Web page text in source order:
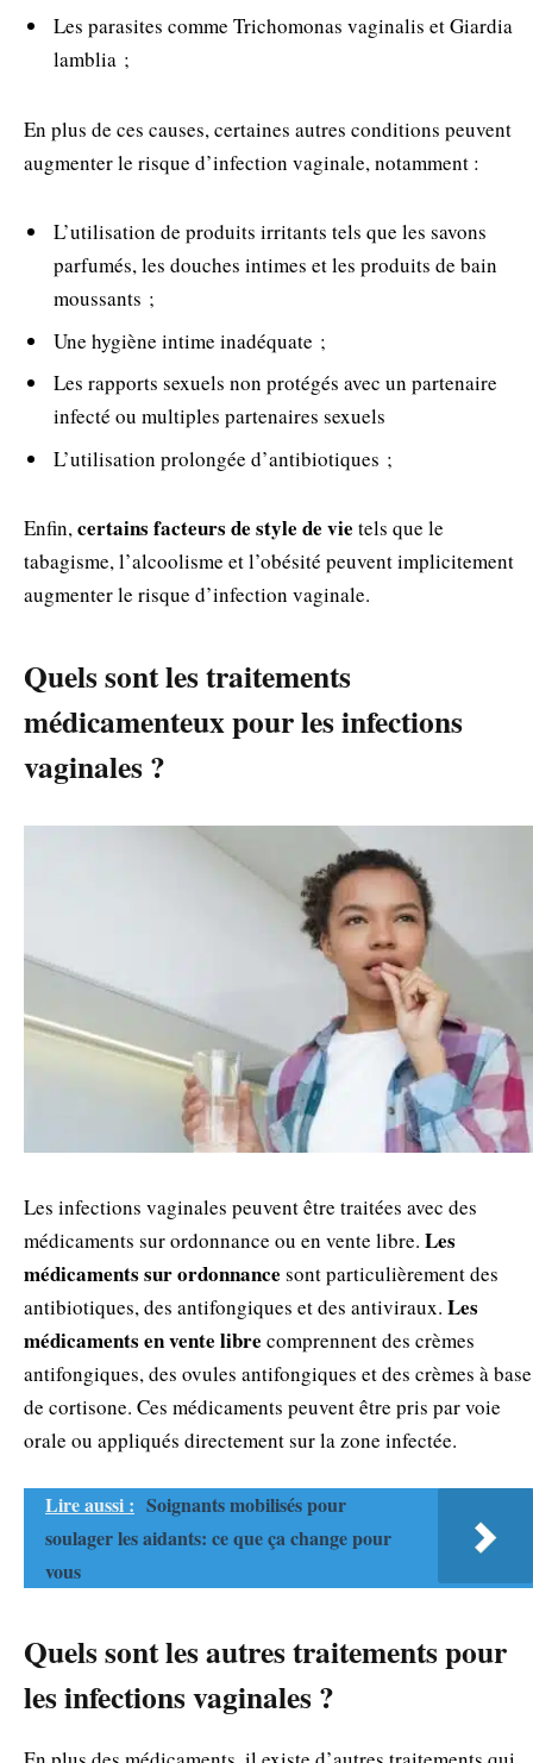
Les parasites comme Trichomonas vaginalis et Giardia
lamblia ;
En plus de ces causes, certaines autres conditions peuvent
augmenter le risque d’infection vaginale, notamment :
L’utilisation de produits irritants tels que les savons
parfumés, les douches intimes et les produits de bain
moussants ;
Une hygiène intime inadéquate ;
Les rapports sexuels non protégés avec un partenaire
infecté ou multiples partenaires sexuels
L’utilisation prolongée d’antibiotiques ;
Enfin,certains facteurs de style de vie tels que le
tabagisme, l’alcoolisme et l’obésité peuvent implicitement
augmenter le risque d’infection vaginale.
Quels sont les traitements
médicamenteux pour les infections
vaginales ?
Les infections vaginales peuvent être traitées avec des
médicaments sur ordonnance ou en vente libre. Les
médicaments sur ordonnance sont particulièrement des
antibiotiques, des antifongiques et des antiviraux. Les
médicaments en vente libre comprennent des crèmes
antifongiques, des ovules antifongiques et des crèmes à base
de cortisone. Ces médicaments peuvent être pris par voie
orale ou appliqués directement sur la zone infectée.
Lire aussi : Soignants mobilisés pour
soulager les aidants: ce que ça change pour
vous
Quels sont les autres traitements pour
les infections vaginales ?